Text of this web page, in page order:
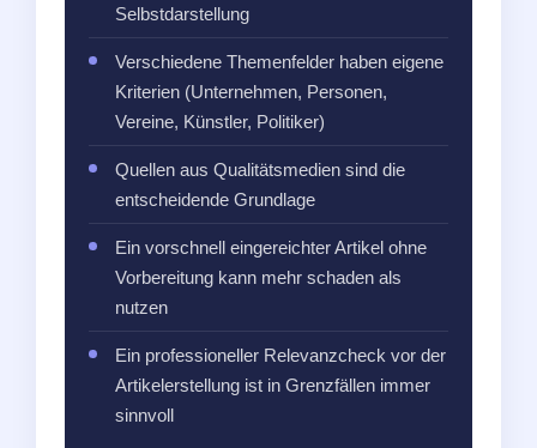
Selbstdarstellung
Verschiedene Themenfelder haben eigene
Kriterien (Unternehmen, Personen,
Vereine, Künstler, Politiker)
Quellen aus Qualitätsmedien sind die
entscheidende Grundlage
Ein vorschnell eingereichter Artikel ohne
Vorbereitung kann mehr schaden als
nutzen
Ein professioneller Relevanzcheck vor der
Artikelerstellung ist in Grenzfällen immer
sinnvoll